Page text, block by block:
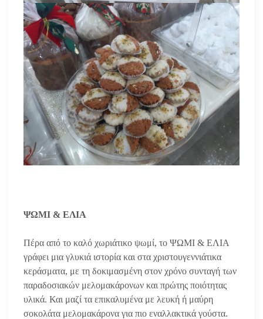
ΨΩΜΙ & ΕΛΙΑ
Πέρα από το καλό χωριάτικο ψωμί, το ΨΩΜΙ & ΕΛΙΑ
γράφει μια γλυκιά ιστορία και στα χριστουγεννιάτικα
κεράσματα, με τη δοκιμασμένη στον χρόνο συνταγή των
παραδοσιακών μελομακάρονων και πρώτης ποιότητας
υλικά. Και μαζί τα επικαλυμένα με λευκή ή μαύρη
σοκολάτα μελομακάρονα για πιο εναλλακτικά γούστα.